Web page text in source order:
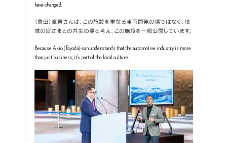
have changed.
（豊田）章男さんは、この施設を単なる車両開発の場ではなく、地
域の皆さまとの共生の場と考え、この施設を一般公開しています。
Because Akio (Toyoda)-san understands that the automotive industry is more
than just business, it’s part of the local culture.